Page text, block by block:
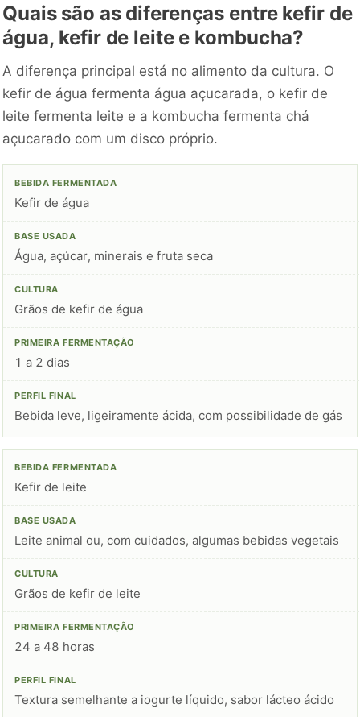
Quais são as diferenças entre kefir de
água, kefir de leite e kombucha?
A diferença principal está no alimento da cultura. O
kefir de água fermenta água açucarada, o kefir de
leite fermenta leite e a kombucha fermenta chá
açucarado com um disco próprio.
Kefir de água
Água, açúcar, minerais e fruta seca
Grãos de kefir de água
1 a 2 dias
Bebida leve, ligeiramente ácida, com possibilidade de gás
Kefir de leite
Leite animal ou, com cuidados, algumas bebidas vegetais
Grãos de kefir de leite
24 a 48 horas
Textura semelhante a iogurte líquido, sabor lácteo ácido